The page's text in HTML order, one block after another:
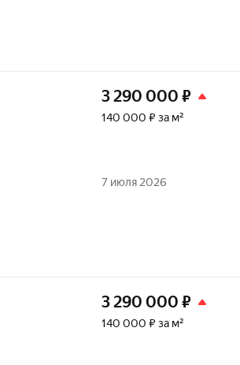
3 290 000 ₽
140 000 ₽ за м²
7 июля 2026
3 290 000 ₽
140 000 ₽ за м²